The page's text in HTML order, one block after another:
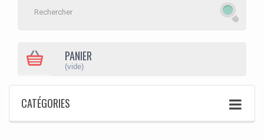
PANIER
(vide)
CATÉGORIES